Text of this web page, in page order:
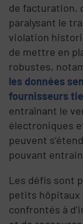
de facturation,
paralysant le
violation
de mettre en
robustes,
les données
fournisseurs
entraînant le
électroniques
peuvent
pouvant
Les défis sont
petits hôpitaux
confrontés à